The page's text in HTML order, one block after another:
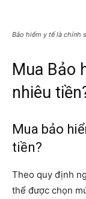
Bảo hiểm y tế là chính
Mua Bảo
nhiêu
Mua bảo
tiền?
Theo quy định
thể được chọn